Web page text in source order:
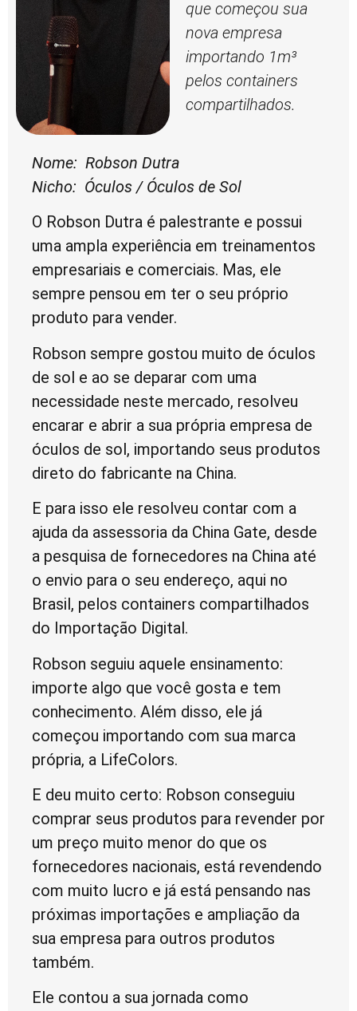
que começou sua
nova empresa
importando 1m³
pelos containers
compartilhados.
Nome: Robson Dutra
Nicho: Óculos / Óculos de Sol
O Robson Dutra é palestrante e possui
uma ampla experiência em treinamentos
empresariais e comerciais. Mas, ele
sempre pensou em ter o seu próprio
produto para vender.
Robson sempre gostou muito de óculos
de sol e ao se deparar com uma
necessidade neste mercado, resolveu
encarar e abrir a sua própria empresa de
óculos de sol, importando seus produtos
direto do fabricante na China.
E para isso ele resolveu contar com a
ajuda da assessoria da China Gate, desde
a pesquisa de fornecedores na China até
o envio para o seu endereço, aqui no
Brasil, pelos containers compartilhados
do Importação Digital.
Robson seguiu aquele ensinamento:
importe algo que você gosta e tem
conhecimento. Além disso, ele já
começou importando com sua marca
própria, a LifeColors.
E deu muito certo: Robson conseguiu
comprar seus produtos para revender por
um preço muito menor do que os
fornecedores nacionais, está revendendo
com muito lucro e já está pensando nas
próximas importações e ampliação da
sua empresa para outros produtos
também.
Ele contou a sua jornada como